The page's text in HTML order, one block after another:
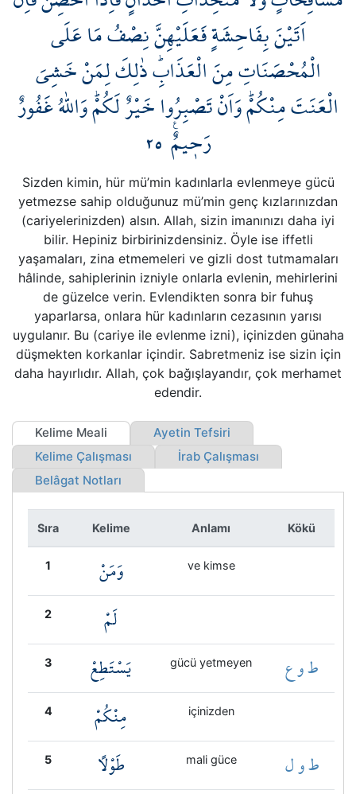
Kökler
Üyelikاَتَيْنَ بِفَاحِشَةٍ فَعَلَيْهِنَّ نِصْفُ مَا عَلَى
الْمُحْصَنَاتِ مِنَ الْعَذَابِۜ ذٰلِكَ لِمَنْ خَشِيَ
الْعَنَتَ مِنْكُمْۜ وَاَنْ تَصْبِرُوا خَيْرٌ لَكُمْۜ وَاللّٰهُ غَفُورٌ
رَح۪يمٌ۟ ٢٥
Sizden kimin, hür mü’min kadınlarla evlenmeye gücü
yetmezse sahip olduğunuz mü’min genç kızlarınızdan
(cariyelerinizden) alsın. Allah, sizin imanınızı daha iyi
bilir. Hepiniz birbirinizdensiniz. Öyle ise iffetli
yaşamaları, zina etmemeleri ve gizli dost tutmamaları
hâlinde, sahiplerinin izniyle onlarla evlenin, mehirlerini
de güzelce verin. Evlendikten sonra bir fuhuş
yaparlarsa, onlara hür kadınların cezasının yarısı
uygulanır. Bu (cariye ile evlenme izni), içinizden günaha
düşmekten korkanlar içindir. Sabretmeniz ise sizin için
daha hayırlıdır. Allah, çok bağışlayandır, çok merhamet
edendir.
Kelime Meali
Ayetin Tefsiri
Kelime Çalışması
İrab Çalışması
Belâgat Notları
Sıra Kelime Anlamı Kökü
1 وَمَنْ ve kimse
2 لَمْ
3 يَسْتَطِعْ gücü yetmeyen ط و ع
4 مِنْكُمْ içinizden
5 طَوْلًا mali güce ط و ل